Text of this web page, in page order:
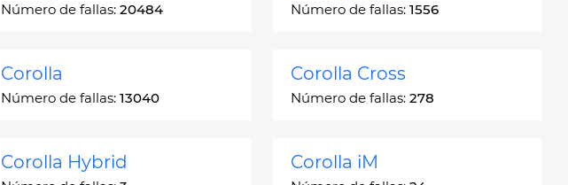
Número de fallas: 20484 Número de fallas: 1556
Corolla
Número de fallas: 13040
Corolla Cross
Número de fallas: 278
Corolla Hybrid Corolla iM